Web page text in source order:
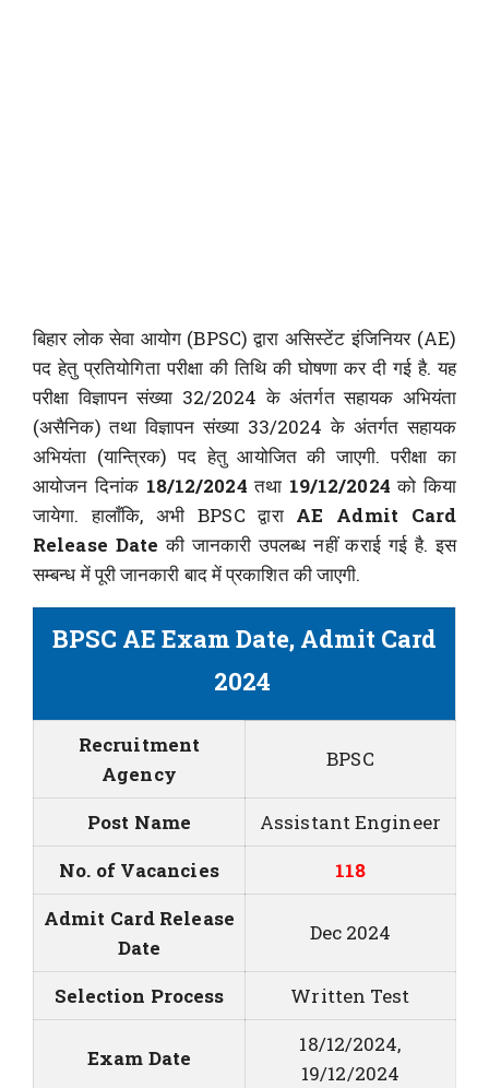
बिहार लोक सेवा आयोग (BPSC) द्वारा असिस्टेंट इंजिनियर (AE)
पद हेतु प्रतियोगिता परीक्षा की तिथि की घोषणा कर दी गई है. यह
परीक्षा विज्ञापन संख्या 32/2024 के अंतर्गत सहायक अभियंता
(असैनिक) तथा विज्ञापन संख्या 33/2024 के अंतर्गत सहायक
अभियंता (यान्त्रिक) पद हेतु आयोजित की जाएगी. परीक्षा का
आयोजन दिनांक 18/12/2024 तथा 19/12/2024 को किया
जायेगा. हालाँकि, अभी BPSC द्वारा AE Admit Card
Release Date की जानकारी उपलब्ध नहीं कराई गई है. इस
सम्बन्ध में पूरी जानकारी बाद में प्रकाशित की जाएगी.
BPSC AE Exam Date, Admit Card
2024
Recruitment
Agency
BPSC
Post Name
Assistant Engineer
No. of Vacancies
118
Admit Card Release
Date
Dec 2024
Selection Process Written Test
Exam Date
18/12/2024,
19/12/2024